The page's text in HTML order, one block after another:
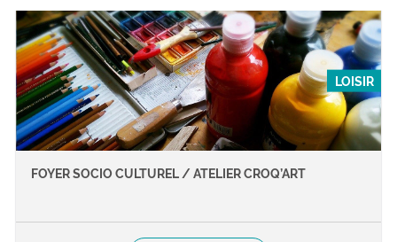
LOISIR
FOYER SOCIO CULTUREL / ATELIER CROQ’ART